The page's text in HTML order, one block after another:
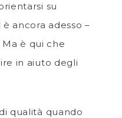
su
ancora adesso –
è qui che
in aiuto degli
qualità quando